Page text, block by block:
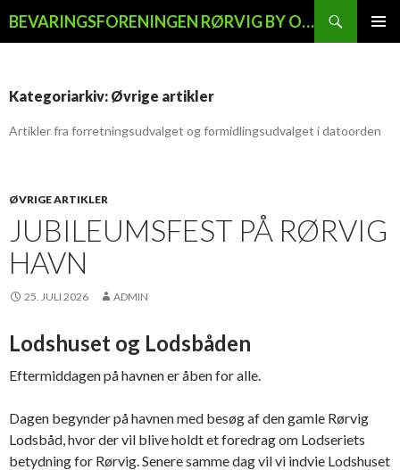
BEVARINGSFORENINGEN RØRVIG BY OG LAND
Kategoriarkiv: Øvrige artikler
Artikler fra forretningsudvalget og formidlingsudvalget i datoorden
ØVRIGE ARTIKLER
JUBILEUMSFEST PÅ RØRVIG
HAVN
25. JULI 2026 ADMIN
Lodshuset og Lodsbåden
Eftermiddagen på havnen er åben for alle.
Dagen begynder på havnen med besøg af den gamle Rørvig
Lodsbåd, hvor der vil blive holdt et foredrag om Lodseriets
betydning for Rørvig. Senere samme dag vil vi indvie Lodshuset